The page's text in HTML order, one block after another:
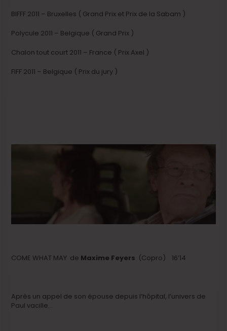
BIFFF 2011 – Bruxelles ( Grand Prix et Prix de la Sabam )
Polycule 2011 – Belgique ( Grand Prix )
Chalon tout court 2011 – France ( Prix Axel )
FIFF 2011 – Belgique ( Prix du jury )
COME WHAT MAY de Maxime Feyers (Copro) 16’14
Après un appel de son épouse depuis l’hôpital, l’univers de
Paul vacille…